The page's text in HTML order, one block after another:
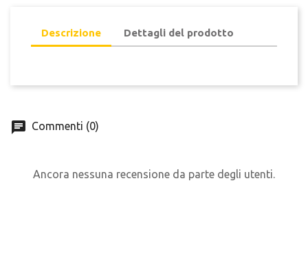
Descrizione Dettagli del prodotto
Commenti (0)
Ancora nessuna recensione da parte degli utenti.